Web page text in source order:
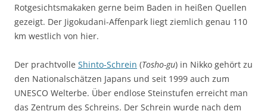
Rotgesichtsmakaken gerne beim Baden in heißen Quellen
gezeigt. Der Jigokudani-Affenpark liegt ziemlich genau 110
km westlich von hier.
Der prachtvolle Shinto-Schrein (Tosho-gu) in Nikko gehört zu
den Nationalschätzen Japans und seit 1999 auch zum
UNESCO Welterbe. Über endlose Steinstufen erreicht man
das Zentrum des Schreins. Der Schrein wurde nach dem